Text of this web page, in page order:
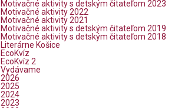
Motivačné aktivity s detským čitateľom 2023
Motivačné aktivity 2022
Motivačné aktivity 2021
Motivačné aktivity s detským čitateľom 2019
Motivačné aktivity s detským čitateľom 2018
Literárne Košice
EcoKvíz
EcoKvíz 2
Vydávame
2026
2025
2024
2023